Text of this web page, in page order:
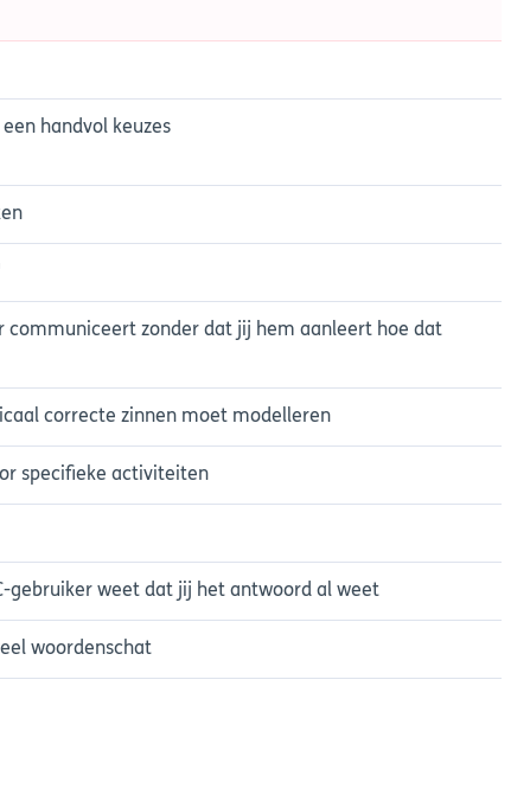
handvol keuzes
communiceert zonder dat jij hem aanleert hoe dat
correcte zinnen moet modelleren
specifieke activiteiten
gebruiker weet dat jij het antwoord al weet
woordenschat